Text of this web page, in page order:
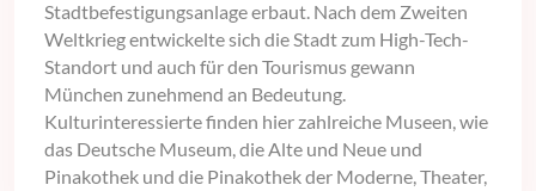
Stadtbefestigungsanlage erbaut. Nach dem Zweiten
Weltkrieg entwickelte sich die Stadt zum High-Tech-
Standort und auch für den Tourismus gewann
München zunehmend an Bedeutung.
Kulturinteressierte finden hier zahlreiche Museen, wie
das Deutsche Museum, die Alte und Neue und
Pinakothek und die Pinakothek der Moderne, Theater,